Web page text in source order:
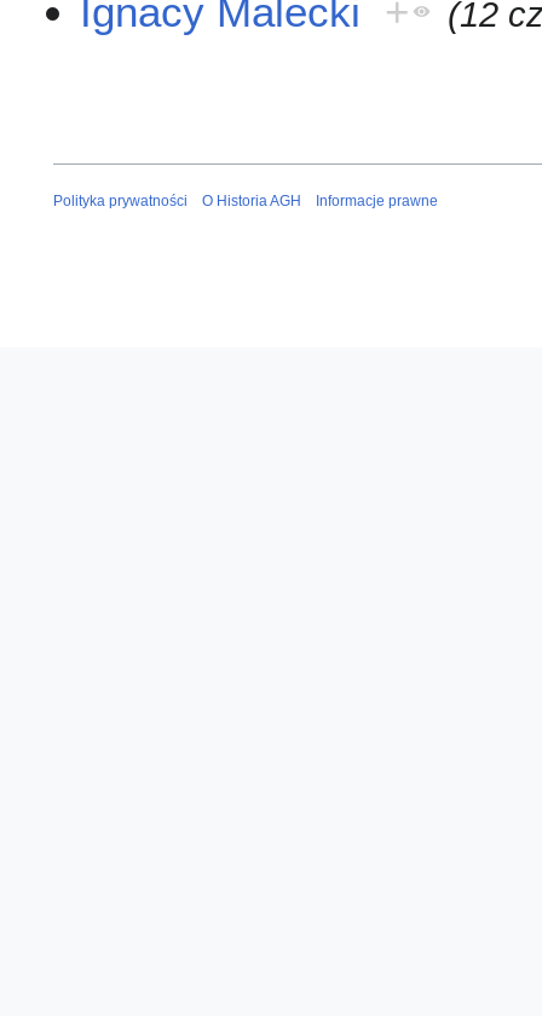
Ignacy Malecki + (12
Polityka prywatności O Historia AGH Informacje prawne